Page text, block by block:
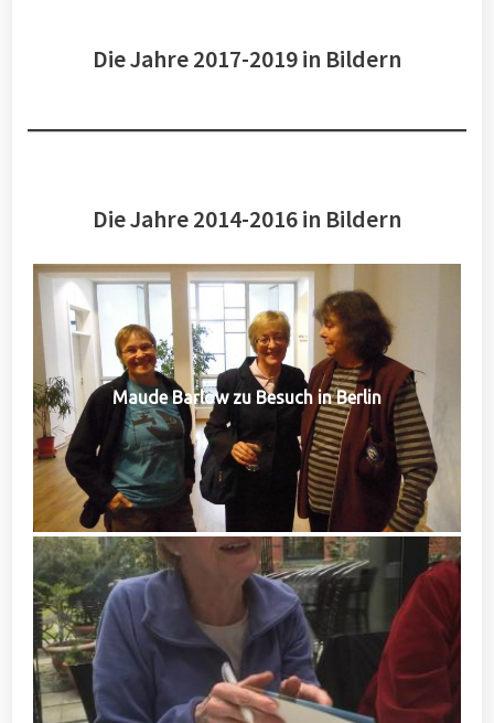
Die Jahre 2017-2019 in Bildern
Die Jahre 2014-2016 in Bildern
Maude Barlow zu Besuch in Berlin